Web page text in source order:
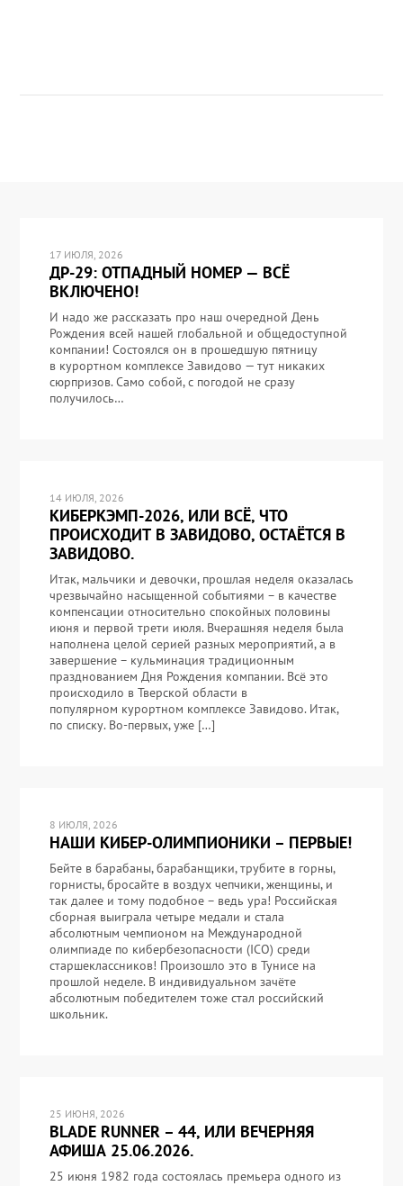
17 ИЮЛЯ, 2026
ДР-29: ОТПАДНЫЙ НОМЕР — ВСЁ
ВКЛЮЧЕНО!
И надо же рассказать про наш очередной День
Рождения всей нашей глобальной и общедоступной
компании! Состоялся он в прошедшую пятницу
в курортном комплексе Завидово — тут никаких
сюрпризов. Само собой, с погодой не сразу
получилось…
14 ИЮЛЯ, 2026
КИБЕРКЭМП-2026, ИЛИ ВСЁ, ЧТО
ПРОИСХОДИТ В ЗАВИДОВО, ОСТАЁТСЯ В
ЗАВИДОВО.
Итак, мальчики и девочки, прошлая неделя оказалась
чрезвычайно насыщенной событиями – в качестве
компенсации относительно спокойных половины
июня и первой трети июля. Вчерашняя неделя была
наполнена целой серией разных мероприятий, а в
завершение – кульминация традиционным
празднованием Дня Рождения компании. Всё это
происходило в Тверской области в
популярном курортном комплексе Завидово. Итак,
по списку. Во-первых, уже […]
8 ИЮЛЯ, 2026
НАШИ КИБЕР-ОЛИМПИОНИКИ – ПЕРВЫЕ!
Бейте в барабаны, барабанщики, трубите в горны,
горнисты, бросайте в воздух чепчики, женщины, и
так далее и тому подобное – ведь ура! Российская
сборная выиграла четыре медали и стала
абсолютным чемпионом на Международной
олимпиаде по кибербезопасности (ICO) среди
старшеклассников! Произошло это в Тунисе на
прошлой неделе. В индивидуальном зачёте
абсолютным победителем тоже стал российский
школьник.
25 ИЮНЯ, 2026
BLADE RUNNER – 44, ИЛИ ВЕЧЕРНЯЯ
АФИША 25.06.2026.
25 июня 1982 года состоялась премьера одного из